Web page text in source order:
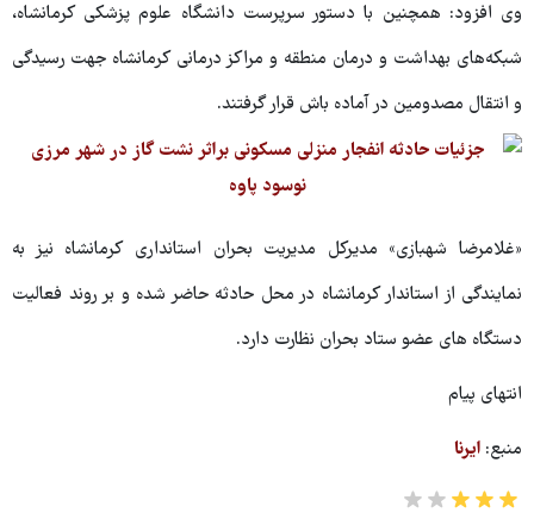
وی افزود: همچنین با دستور سرپرست دانشگاه علوم پزشکی کرمانشاه،
شبکه‌های بهداشت و درمان منطقه و مراکز درمانی کرمانشاه جهت رسیدگی
و انتقال مصدومین در آماده باش قرار گرفتند.
«غلامرضا شهبازی» مدیرکل مدیریت بحران استانداری کرمانشاه نیز به
نمایندگی از استاندار کرمانشاه در محل حادثه حاضر شده و بر روند فعالیت
دستگاه های عضو ستاد بحران نظارت دارد.
انتهای پیام
منبع: ایرنا